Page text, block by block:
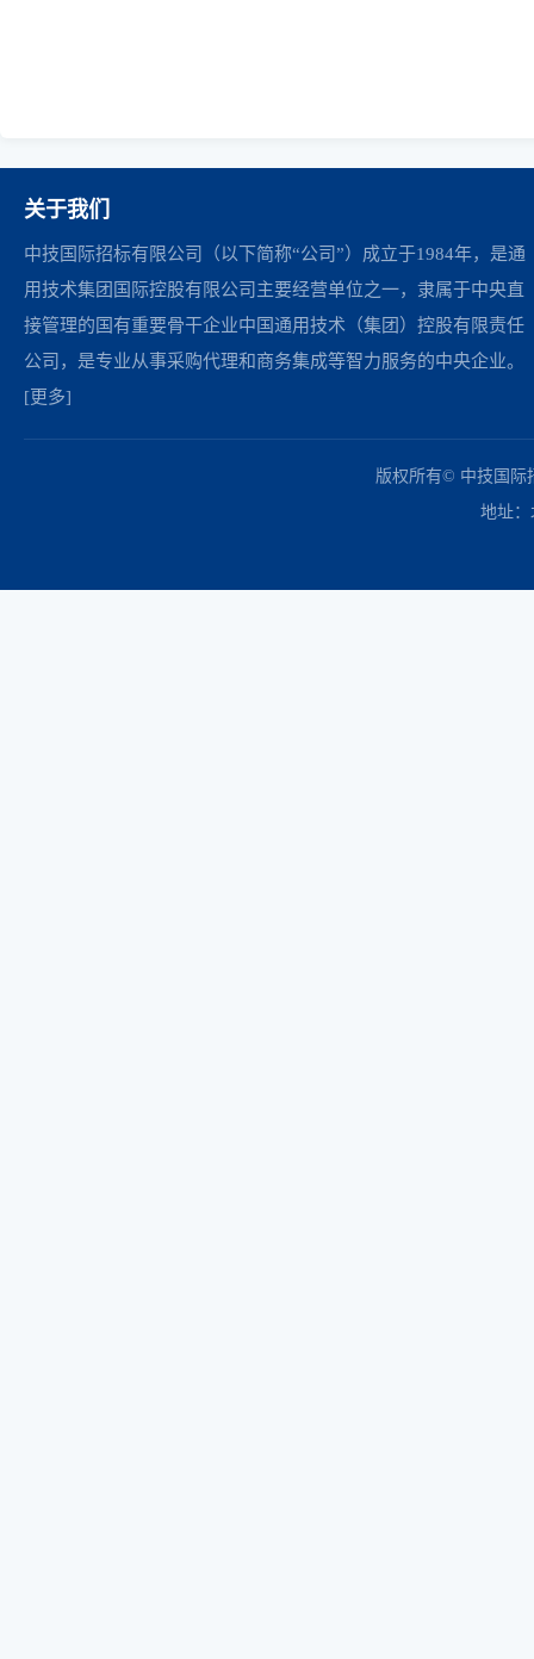
关于我们
中技国际招标有限公司（以下简称“公司”）成立于1984年，是通
用技术集团国际控股有限公司主要经营单位之一，隶属于中央直
接管理的国有重要骨干企业中国通用技术（集团）控股有限责任
公司，是专业从事采购代理和商务集成等智力服务的中央企业。
[更多]
版权所有© 中技国际
地址：